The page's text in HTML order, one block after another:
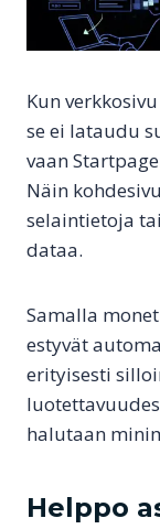
Kun
se ei lataudu
vaan
Näin
selaintietoja
dataa.
Samalla
estyvät
erityisesti
halutaan
Helppo